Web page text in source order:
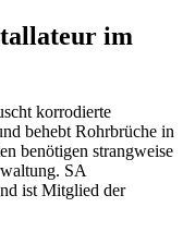
im
korrodierte
behebt Rohrbrüche in
benötigen strangweise
SA
ist Mitglied der